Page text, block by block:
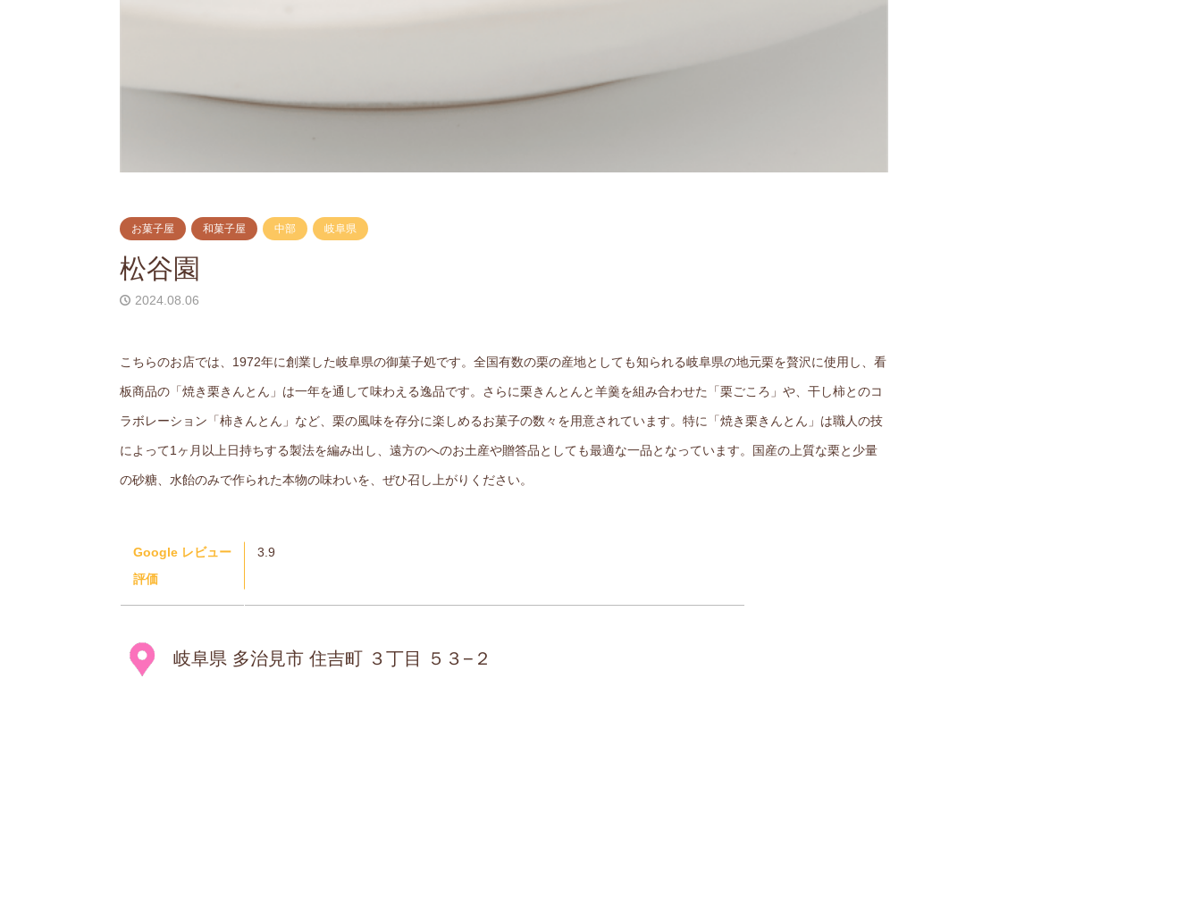
お菓子屋 和菓子屋 中部 岐阜県
松谷園
2024.08.06
こちらのお店では、1972年に創業した岐阜県の御菓子処です。全国有数の栗の産地としても知られる岐阜県の地元栗を贅沢に使用し、看
板商品の「焼き栗きんとん」は一年を通して味わえる逸品です。さらに栗きんとんと羊羹を組み合わせた「栗ごころ」や、干し柿とのコ
ラボレーション「柿きんとん」など、栗の風味を存分に楽しめるお菓子の数々を用意されています。特に「焼き栗きんとん」は職人の技
によって1ヶ月以上日持ちする製法を編み出し、遠方のへのお土産や贈答品としても最適な一品となっています。国産の上質な栗と少量
の砂糖、水飴のみで作られた本物の味わいを、ぜひ召し上がりください。
Google レビュー
評価
3.9
岐阜県 多治見市 住吉町 ３丁目 ５３−２